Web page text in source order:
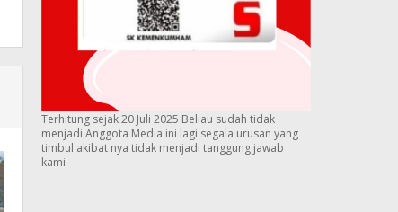
Terhitung sejak 20 Juli 2025 Beliau sudah tidak
menjadi Anggota Media ini lagi segala urusan yang
timbul akibat nya tidak menjadi tanggung jawab
kami